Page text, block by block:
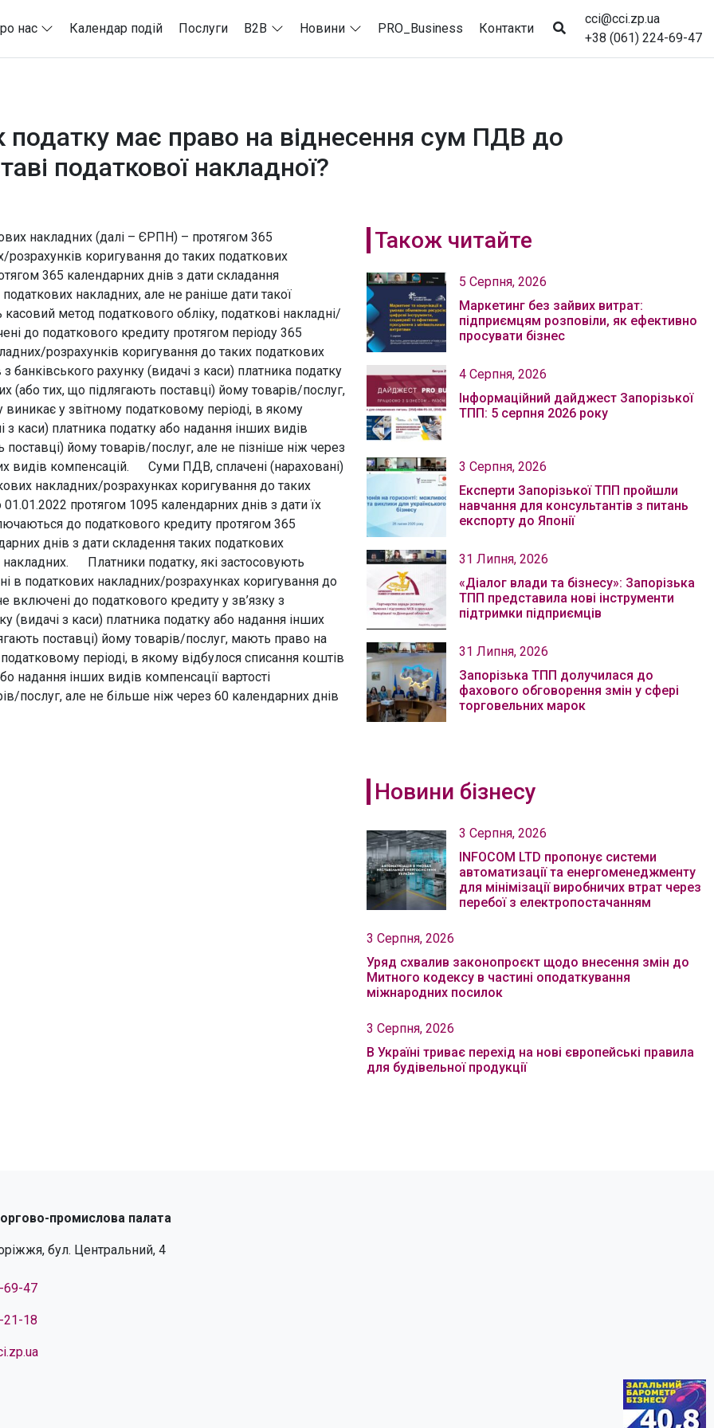
нас Календар подій Послуги B2B Новини PRO_Business Контакти
cci@cci.zp.ua
+38 (061) 224-69-47
податку має право на віднесення сум ПДВ до
податкової накладної?
накладних (далі – ЄРПН) – протягом 365
коригування до таких податкових
365 календарних днів з дати складання
накладних, але не раніше дати такої
метод податкового обліку, податкові накладні/
до податкового кредиту протягом періоду 365
розрахунків коригування до таких податкових
банківського рахунку (видачі з каси) платника податку
(або тих, що підлягають поставці) йому товарів/послуг,
у звітному податковому періоді, в якому
з каси) платника податку або надання інших видів
йому товарів/послуг, але не пізніше ніж через
видів компенсацій. Cуми ПДВ, сплачені (нараховані)
накладних/розрахунках коригування до таких
протягом 1095 календарних днів з дати їх
до податкового кредиту протягом 365
днів з дати складення таких податкових
накладних. Платники податку, які застосовують
в податкових накладних/розрахунках коригування до
включені до податкового кредиту у зв’язку з
(видачі з каси) платника податку або надання інших
поставці) йому товарів/послуг, мають право на
періоді, в якому відбулося списання коштів
надання інших видів компенсації вартості
послуг, але не більше ніж через 60 календарних днів
Також читайте
5 Серпня, 2026
Маркетинг без зайвих витрат:
підприємцям розповіли, як ефективно
просувати бізнес
4 Серпня, 2026
Інформаційний дайджест Запорізької
ТПП: 5 серпня 2026 року
3 Серпня, 2026
Експерти Запорізької ТПП пройшли
навчання для консультантів з питань
експорту до Японії
31 Липня, 2026
«Діалог влади та бізнесу»: Запорізька
ТПП представила нові інструменти
підтримки підприємців
31 Липня, 2026
Запорізька ТПП долучилася до
фахового обговорення змін у сфері
торговельних марок
Новини бізнесу
3 Серпня, 2026
INFOCOM LTD пропонує системи
автоматизації та енергоменеджменту
для мінімізації виробничих втрат через
перебої з електропостачанням
3 Серпня, 2026
Уряд схвалив законопроєкт щодо внесення змін до
Митного кодексу в частині оподаткування
міжнародних посилок
3 Серпня, 2026
В Україні триває перехід на нові європейські правила
для будівельної продукції
промислова палата
бул. Центральний, 4
69-47
21-18